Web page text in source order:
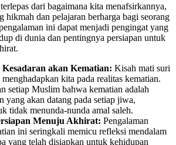
dari bagaimana kita menafsirkannya,
hikmah dan pelajaran berharga bagi seorang
ini dapat menjadi pengingat yang
di dunia dan pentingnya persiapan untuk
akan Kematian: Kisah mati suri
menghadapkan kita pada realitas kematian.
setiap Muslim bahwa kematian adalah
yang akan datang pada setiap jiwa,
tidak menunda-nunda amal saleh.
Menuju Akhirat: Pengalaman
ini seringkali memicu refleksi mendalam
yang telah disiapkan untuk kehidupan